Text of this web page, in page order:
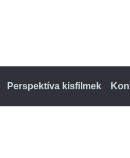
Perspektíva kisfilmek